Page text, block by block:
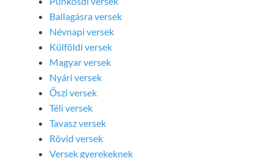
Ballagásra versek
Névnapi versek
Külföldi versek
Magyar versek
Nyári versek
Őszi versek
Téli versek
Tavasz versek
Rövid versek
Versek gyerekeknek